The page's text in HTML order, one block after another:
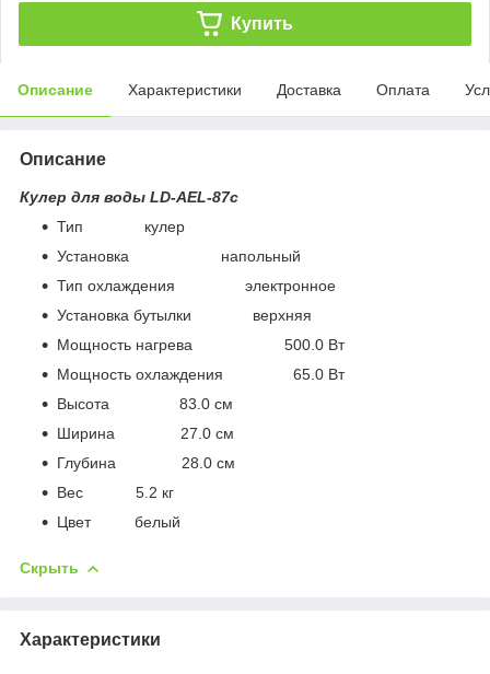
Купить
Описание Характеристики Доставка Оплата
Описание
Кулер для воды LD-AEL-87с
Тип кулер
Установка напольный
Тип охлаждения электронное
Установка бутылки верхняя
Мощность нагрева 500.0 Вт
Мощность охлаждения 65.0 Вт
Высота 83.0 см
Ширина 27.0 см
Глубина 28.0 см
Вес 5.2 кг
Цвет белый
Скрыть
Характеристики